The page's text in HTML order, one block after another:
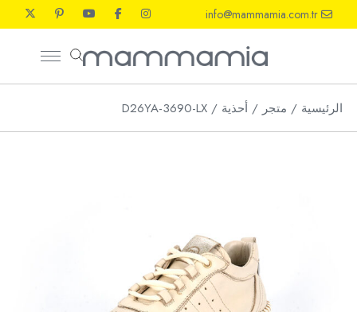
the
info@mammamia.com.tr
الرئيسية متجر أحذية D26YA-3690-LX